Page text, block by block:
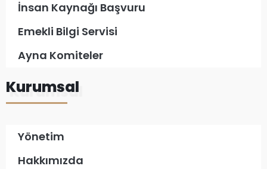
İnsan Kaynağı Başvuru
Emekli Bilgi Servisi
Ayna Komiteler
Kurumsal
Yönetim
Hakkımızda